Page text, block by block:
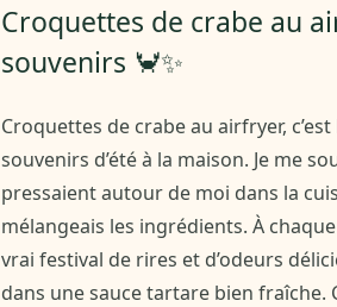
Croquettes de crabe au
souvenirs 🦀✨
Croquettes de crabe au airfryer,
souvenirs d’été à la maison. Je me
pressaient autour de moi dans la
mélangeais les ingrédients. À
vrai festival de rires et d’odeurs
dans une sauce tartare bien fraîche.